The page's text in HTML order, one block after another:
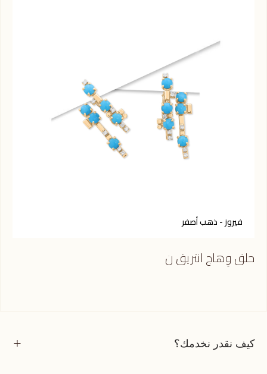
فيروز - ذهب أصفر
حلق وِهاج انتريق ن
كيف نقدر نخدمك؟